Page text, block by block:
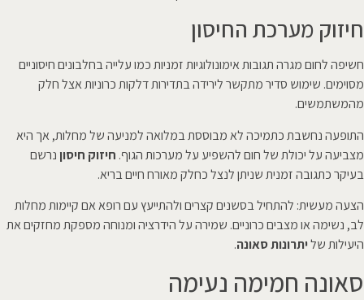
חיזוק מערכת החיסון
חשיפה לחום מגרה תגובות אימונולוגיות זמניות כמו עלייה בחלבונים חיסוניים
מסוימים. שימוש סדיר מתקשר לירידה בתדירות דלקות כרוניות אצל חלק
מהמשתמשים.
התופעה נחשבת כתמיכה לא מבוססת במלואה למניעה של מחלות, אך היא
מצביעה על יכולת של חום להשפיע על מערכות הגוף. חיזוק חיסון נרשם
בעיקר כתגובה זמנית שניתן לנצל כחלק מאורח חיים בריא.
הצעה מעשית: להתחיל בסשנים קצרים ולהתייעץ עם רופא אם קיימות מחלות
לב, נשימה או מצבים כרוניים. שמירה על הידרציה ומנוחה מספקת מחזקים את
היעילות שליתרונות סאונה.
סאונה חמימה נעימה